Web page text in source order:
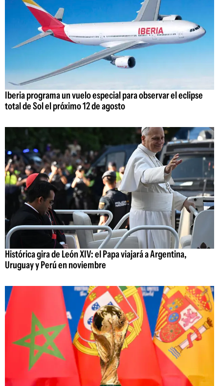
Iberia programa un vuelo especial para observar el eclipse
total de Sol el próximo 12 de agosto
Histórica gira de León XIV: el Papa viajará a Argentina,
Uruguay y Perú en noviembre